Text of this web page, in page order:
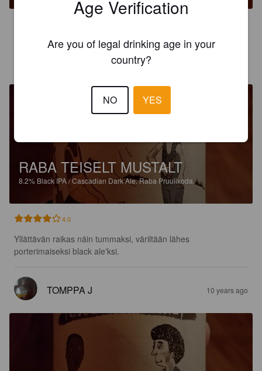
@ Helsinki Bryggeri Brewhouse
RABA TEISELT MUSTALT
8.2% Black IPA / Cascadian Dark Ale.Raba Pruulikoda.
4.0
Yllättävän raikas näin tummaksi, väriltään lähes
porterimaiseksi black ale'ksi.
TOMPPA J 10 years ago
Age Verification
Are you of legal drinking age in your
country?
NO YES